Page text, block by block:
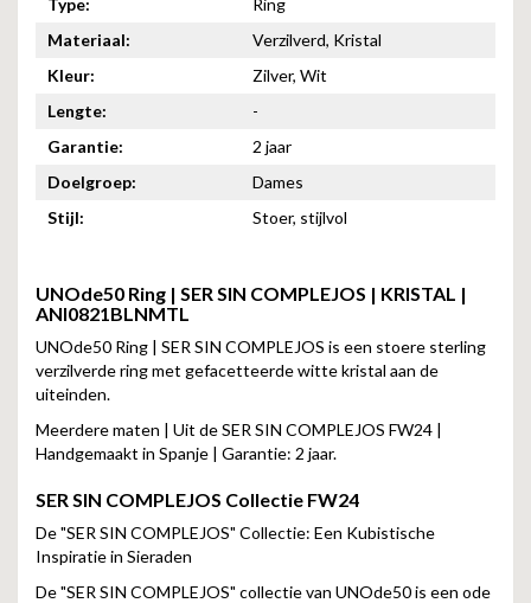
Type:
Ring
Materiaal:
Verzilverd, Kristal
Kleur:
Zilver, Wit
Lengte:
-
Garantie:
2 jaar
Doelgroep:
Dames
Stijl:
Stoer, stijlvol
UNOde50 Ring | SER SIN COMPLEJOS | KRISTAL |
ANI0821BLNMTL
UNOde50 Ring | SER SIN COMPLEJOS is een stoere sterling
verzilverde ring met gefacetteerde witte kristal aan de
uiteinden.
Meerdere maten | Uit de SER SIN COMPLEJOS FW24 |
Handgemaakt in Spanje | Garantie: 2 jaar.
SER SIN COMPLEJOS Collectie FW24
De "SER SIN COMPLEJOS" Collectie: Een Kubistische
Inspiratie in Sieraden
De "SER SIN COMPLEJOS" collectie van UNOde50 is een ode